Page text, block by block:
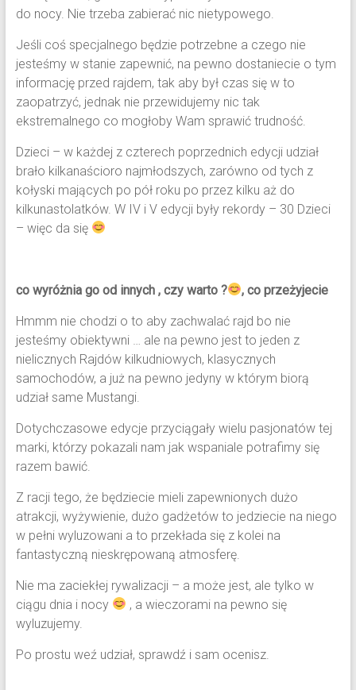
do nocy. Nie trzeba zabierać nic nietypowego.
Jeśli coś specjalnego będzie potrzebne a czego nie
jesteśmy w stanie zapewnić, na pewno dostaniecie o tym
informację przed rajdem, tak aby był czas się w to
zaopatrzyć, jednak nie przewidujemy nic tak
ekstremalnego co mogłoby Wam sprawić trudność.
Dzieci – w każdej z czterech poprzednich edycji udział
brało kilkanaścioro najmłodszych, zarówno od tych z
kołyski mających po pół roku po przez kilku aż do
kilkunastolatków. W IV i V edycji były rekordy – 30 Dzieci
– więc da się
co wyróżnia go od innych , czy warto ? , co przeżyjecie
Hmmm nie chodzi o to aby zachwalać rajd bo nie
jesteśmy obiektywni … ale na pewno jest to jeden z
nielicznych Rajdów kilkudniowych, klasycznych
samochodów, a już na pewno jedyny w którym biorą
udział same Mustangi.
Dotychczasowe edycje przyciągały wielu pasjonatów tej
marki, którzy pokazali nam jak wspaniale potrafimy się
razem bawić.
Z racji tego, że będziecie mieli zapewnionych dużo
atrakcji, wyżywienie, dużo gadżetów to jedziecie na niego
w pełni wyluzowani a to przekłada się z kolei na
fantastyczną nieskrępowaną atmosferę.
Nie ma zaciekłej rywalizacji – a może jest, ale tylko w
ciągu dnia i nocy
, a wieczorami na pewno się
wyluzujemy.
Po prostu weź udział, sprawdź i sam ocenisz.